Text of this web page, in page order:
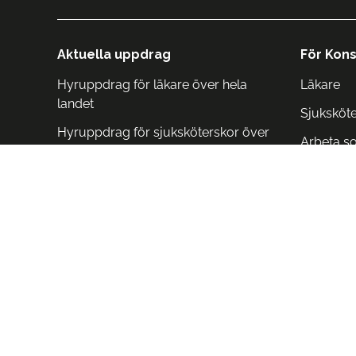
Aktuella uppdrag
Hyruppdrag för läkare över hela
landet
Hyruppdrag för sjuksköterskor över
För
Läkare
Arbeta